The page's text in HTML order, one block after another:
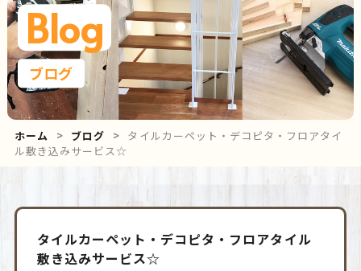
Blog
ブログ
ホーム ブログ
タイルカーペット・デコピタ・フロアタイ
ル敷き込みサービス☆
タイルカーペット・デコピタ・フロアタイル
敷き込みサービス☆